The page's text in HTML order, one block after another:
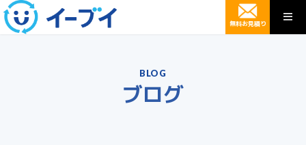
無料お見積り
BLOG
ブログ